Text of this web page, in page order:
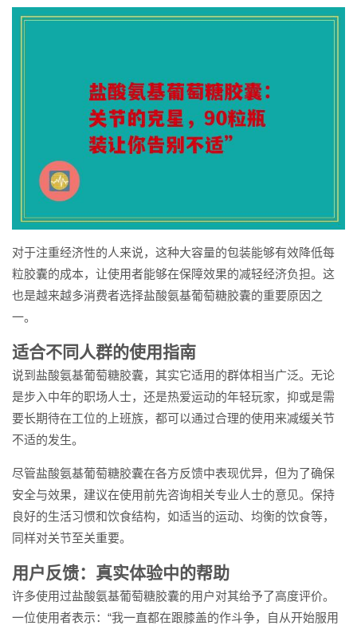
对于注重经济性的人来说，这种大容量的包装能够有效降低每
粒胶囊的成本，让使用者能够在保障效果的减轻经济负担。这
也是越来越多消费者选择盐酸氨基葡萄糖胶囊的重要原因之
一。
适合不同人群的使用指南
说到盐酸氨基葡萄糖胶囊，其实它适用的群体相当广泛。无论
是步入中年的职场人士，还是热爱运动的年轻玩家，抑或是需
要长期待在工位的上班族，都可以通过合理的使用来减缓关节
不适的发生。
尽管盐酸氨基葡萄糖胶囊在各方反馈中表现优异，但为了确保
安全与效果，建议在使用前先咨询相关专业人士的意见。保持
良好的生活习惯和饮食结构，如适当的运动、均衡的饮食等，
同样对关节至关重要。
用户反馈：真实体验中的帮助
许多使用过盐酸氨基葡萄糖胶囊的用户对其给予了高度评价。
一位使用者表示：“我一直都在跟膝盖的作斗争，自从开始服用